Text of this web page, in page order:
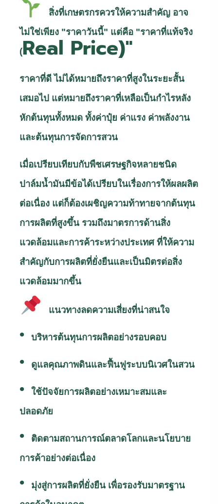
สิ่งที่เกษตรกรควรให้ความสำคัญ อาจ
ไม่ใช่เพียง "ราคาวันนี้" แต่คือ "ราคาที่แท้จริง
(Real Price)"
ราคาที่ดี ไม่ได้หมายถึงราคาที่สูงในระยะสั้น
เสมอไป แต่หมายถึงราคาที่เหลือเป็นกำไรหลัง
หักต้นทุนทั้งหมด ทั้งค่าปุ๋ย ค่าแรง ค่าพลังงาน
และต้นทุนการจัดการสวน
เมื่อเปรียบเทียบกับพืชเศรษฐกิจหลายชนิด
ปาล์มน้ำมันมีข้อได้เปรียบในเรื่องการให้ผลผลิต
ต่อเนื่อง แต่ก็ต้องเผชิญความท้าทายจากต้นทุน
การผลิตที่สูงขึ้น รวมถึงมาตรการด้านสิ่ง
แวดล้อมและการค้าระหว่างประเทศ ที่ให้ความ
สำคัญกับการผลิตที่ยั่งยืนและเป็นมิตรต่อสิ่ง
แวดล้อมมากขึ้น
แนวทางลดความเสี่ยงที่น่าสนใจ
• บริหารต้นทุนการผลิตอย่างรอบคอบ
• ดูแลคุณภาพดินและฟื้นฟูระบบนิเวศในสวน
•
ใช้ปัจจัยการผลิตอย่างเหมาะสมและ
ปลอดภัย
•
ติดตามสถานการณ์ตลาดโลกและนโยบาย
การค้าอย่างต่อเนื่อง
•
มุ่งสู่การผลิตที่ยั่งยืน เพื่อรองรับมาตรฐาน